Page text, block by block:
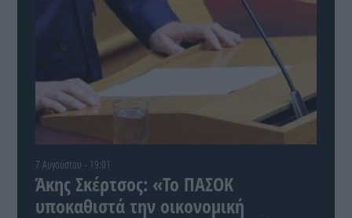
7 Αυγούστου - 19:01
Άκης Σκέρτσος: «Το ΠΑΣΟΚ
υποκαθιστά την οικονομική